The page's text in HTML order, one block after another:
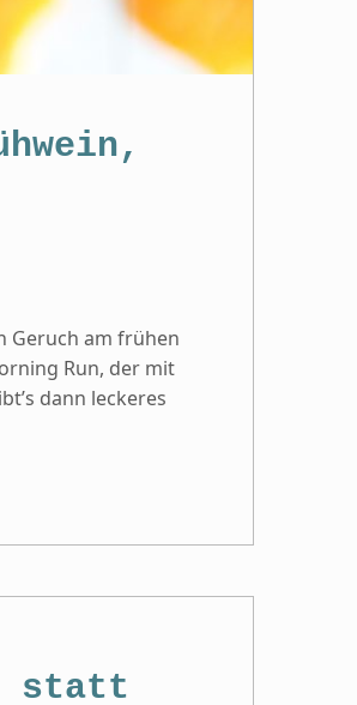
Geruch am frühen
Run, der mit
dann leckeres
statt